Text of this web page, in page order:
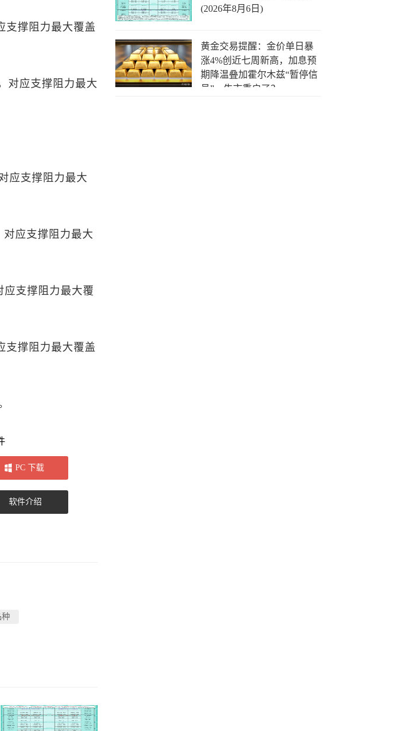
支撑阻力最大覆盖
对应支撑阻力最大
应支撑阻力最大
应支撑阻力最大
应支撑阻力最大覆
支撑阻力最大覆盖
PC 下载
软件介绍
(2026年8月6日)
黄金交易提醒：金价单日暴
涨4%创近七周新高，加息预
期降温叠加霍尔木兹“暂停信
号”，牛市重启了？